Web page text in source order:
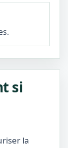
si
la